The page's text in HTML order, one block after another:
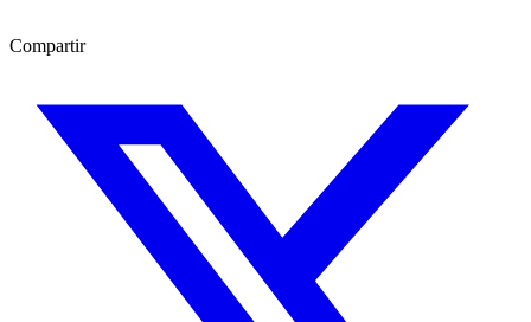
Compartir